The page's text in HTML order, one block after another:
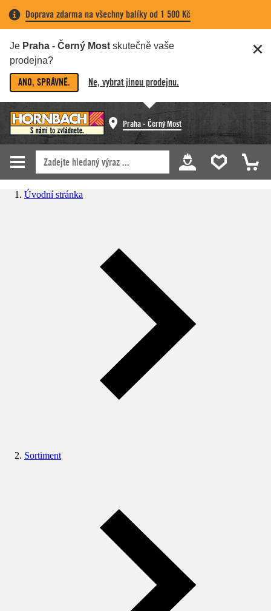
Doprava zdarma na všechny balíky od 1 500 Kč
Je Praha - Černý Most skutečně vaše
prodejna?
ANO, SPRÁVNĚ. Ne, vybrat jinou prodejnu.
Praha - Černý Most
Úvodní stránka
Sortiment